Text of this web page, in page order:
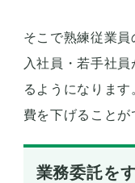
そこで熟練従業
入社員・若手社
るようになりま
費を下げることが
業務委託を